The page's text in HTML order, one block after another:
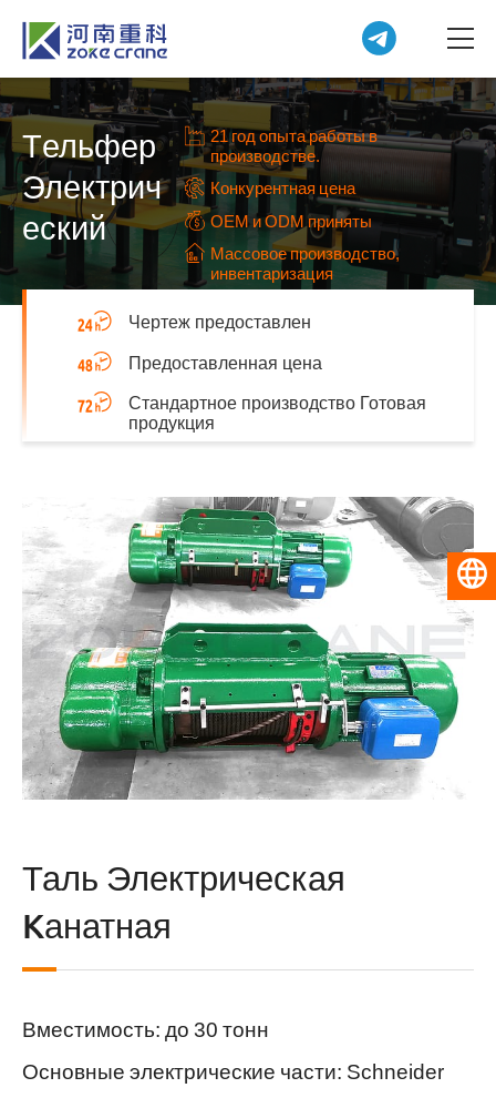
Tельфер
Электрич
еский
21 год опыта работы в
производстве.
Конкурентная цена
OEM и ODM приняты
Массовое производство,
инвентаризация
Чертеж предоставлен
Предоставленная цена
Стандартное производство Готовая
продукция
Таль Электрическая
Kанатная
Вместимость: до 30 тонн
Основные электрические части: Schneider
Русский